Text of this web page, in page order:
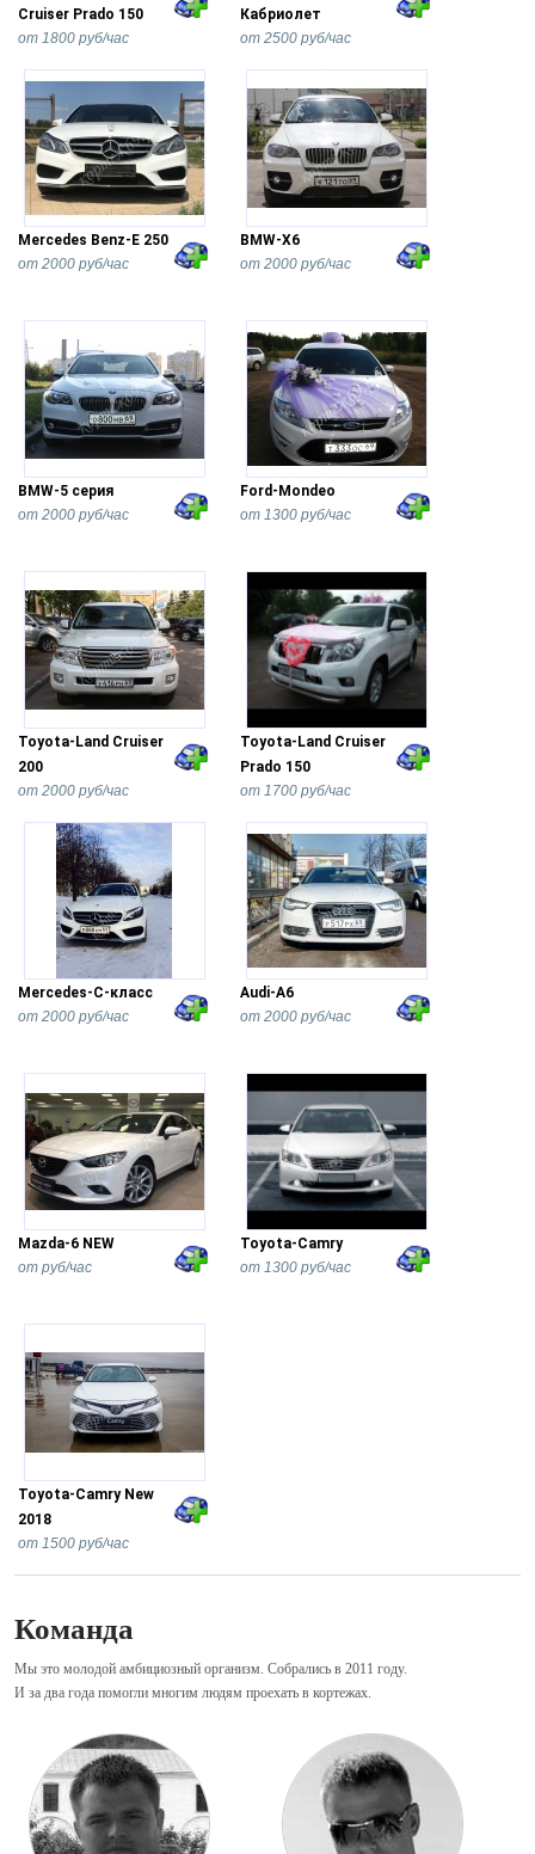
Cruiser Prado 150
от 1800 руб/час
Кабриолет
от 2500 руб/час
Mercedes Benz-Е 250
от 2000 руб/час
BMW-X6
от 2000 руб/час
BMW-5 серия
от 2000 руб/час
Ford-Mondeo
от 1300 руб/час
Toyota-Land Cruiser
200
от 2000 руб/час
Toyota-Land Cruiser
Prado 150
от 1700 руб/час
Mercedes-С-класс
от 2000 руб/час
Audi-A6
от 2000 руб/час
Mazda-6 NEW
от руб/час
Toyota-Camry
от 1300 руб/час
Toyota-Camry New
2018
от 1500 руб/час
Команда
Мы это молодой амбициозный организм. Собрались в 2011 году.
И за два года помогли многим людям проехать в кортежах.